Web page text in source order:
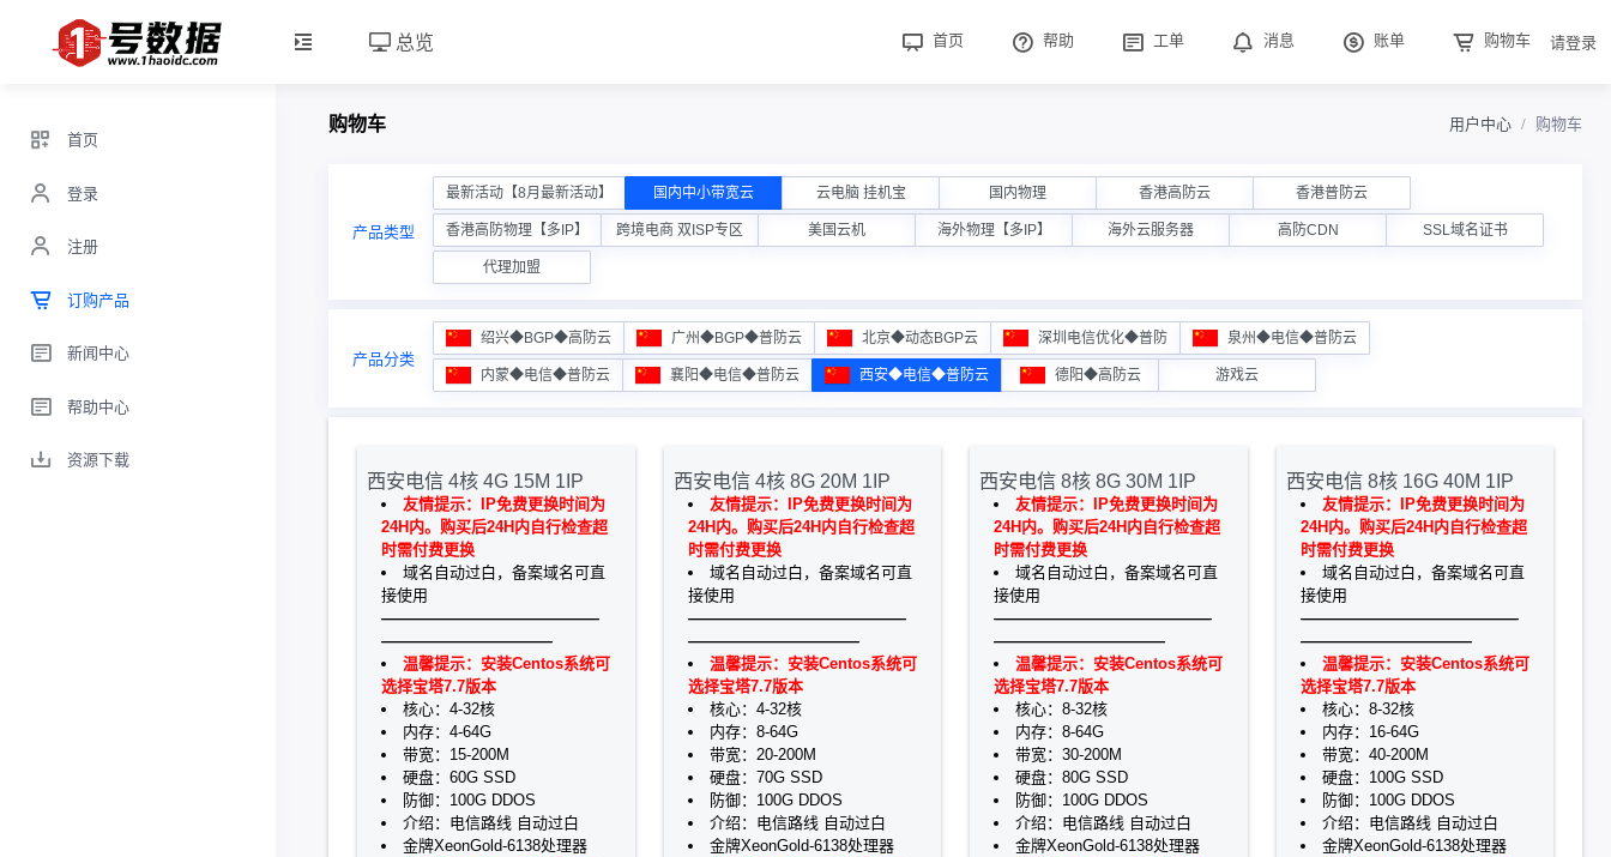
总览 首页 帮助 工单 消息 账单 购物车 请登录
首页
登录
注册
订购产品
新闻中心
帮助中心
资源下载
购物车 用户中心 购物车
产品类型
最新活动【8月最新活动】 国内中小带宽云 云电脑 挂机宝 国内物理 香港高防云 香港普防云
香港高防物理【多IP】 跨境电商 双ISP专区 美国云机 海外物理【多IP】 海外云服务器 高防CDN SSL域名证书
代理加盟
产品分类
绍兴◆BGP◆高防云 广州◆BGP◆普防云 北京◆动态BGP云 深圳电信优化◆普防 泉州◆电信◆普防云
内蒙◆电信◆普防云 襄阳◆电信◆普防云 西安◆电信◆普防云 德阳◆高防云 游戏云
西安电信 4核 4G 15M 1IP
友情提示：IP免费更换时间为
24H内。购买后24H内自行检查超
时需付费更换
域名自动过白，备案域名可直
接使用
——————————————
———————————
温馨提示：安装Centos系统可
选择宝塔7.7版本
核心：4-32核
内存：4-64G
带宽：15-200M
硬盘：60G SSD
防御：100G DDOS
介绍：电信路线 自动过白
金牌XeonGold-6138处理器
西安电信 4核 8G 20M 1IP
友情提示：IP免费更换时间为
24H内。购买后24H内自行检查超
时需付费更换
域名自动过白，备案域名可直
接使用
——————————————
———————————
温馨提示：安装Centos系统可
选择宝塔7.7版本
核心：4-32核
内存：8-64G
带宽：20-200M
硬盘：70G SSD
防御：100G DDOS
介绍：电信路线 自动过白
金牌XeonGold-6138处理器
西安电信 8核 8G 30M 1IP
友情提示：IP免费更换时间为
24H内。购买后24H内自行检查超
时需付费更换
域名自动过白，备案域名可直
接使用
——————————————
———————————
温馨提示：安装Centos系统可
选择宝塔7.7版本
核心：8-32核
内存：8-64G
带宽：30-200M
硬盘：80G SSD
防御：100G DDOS
介绍：电信路线 自动过白
金牌XeonGold-6138处理器
西安电信 8核 16G 40M 1IP
友情提示：IP免费更换时间为
24H内。购买后24H内自行检查超
时需付费更换
域名自动过白，备案域名可直
接使用
——————————————
———————————
温馨提示：安装Centos系统可
选择宝塔7.7版本
核心：8-32核
内存：16-64G
带宽：40-200M
硬盘：100G SSD
防御：100G DDOS
介绍：电信路线 自动过白
金牌XeonGold-6138处理器